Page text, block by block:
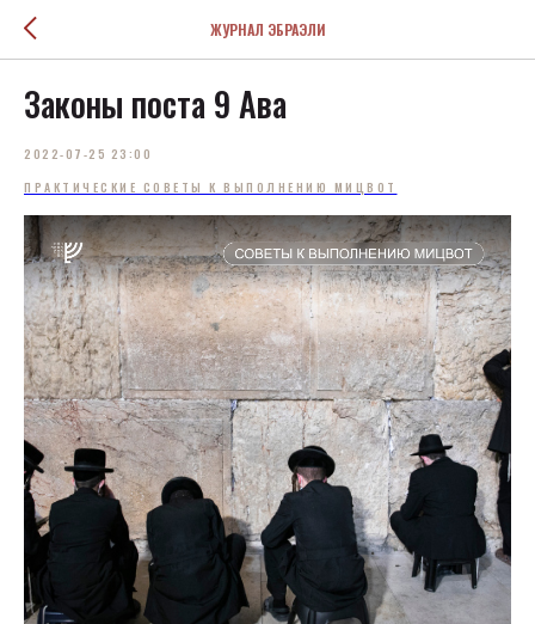
ЖУРНАЛ ЭБРАЭЛИ
Законы поста 9 Ава
2022-07-25 23:00
ПРАКТИЧЕСКИЕ СОВЕТЫ К ВЫПОЛНЕНИЮ МИЦВОТ